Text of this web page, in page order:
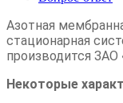
Азотная
стационарная
производится ЗАО
Некоторые